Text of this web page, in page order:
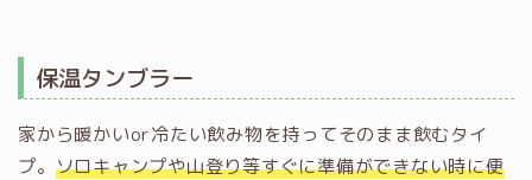
保温タンブラー
家から暖かいor冷たい飲み物を持ってそのまま飲むタイ
プ。 ソロキャンプや山登り等すぐに準備ができない時に便